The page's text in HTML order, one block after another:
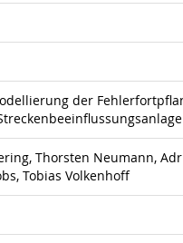
der
Thorsten Neumann,
Tobias Volkenhoff